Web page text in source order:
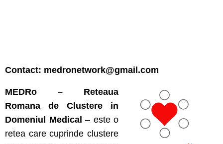
Contact: medronetwork@gmail.com
MEDRo – Reteaua
Romana de Clustere in
Domeniul Medical – este o
retea care cuprinde clustere